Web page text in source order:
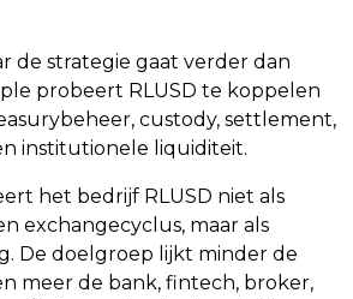
de strategie gaat verder dan
probeert RLUSD te koppelen
custody, settlement,
institutionele liquiditeit.
het bedrijf RLUSD niet als
exchangecyclus, maar als
De doelgroep lijkt minder de
meer de bank, fintech, broker,